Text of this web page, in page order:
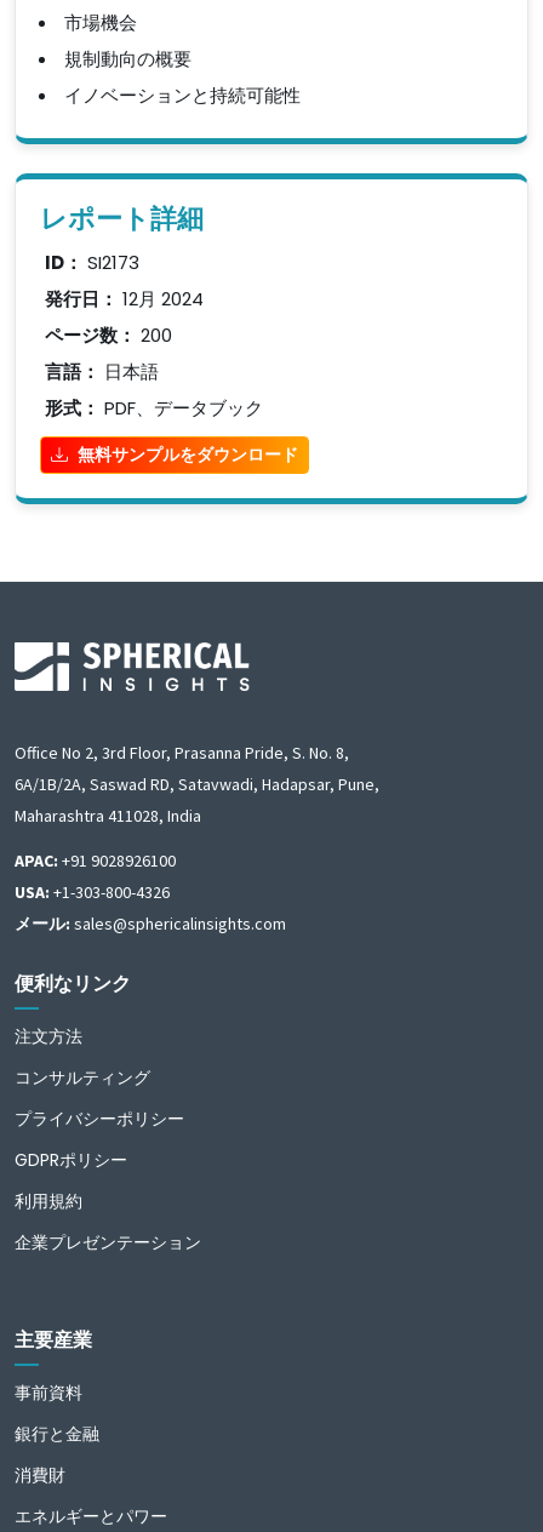
市場機会
規制動向の概要
イノベーションと持続可能性
レポート詳細
ID： SI2173
発行日： 12月 2024
ページ数： 200
言語： 日本語
形式： PDF、データブック
無料サンプルをダウンロード
Office No 2, 3rd Floor, Prasanna Pride, S. No. 8,
6A/1B/2A, Saswad RD, Satavwadi, Hadapsar, Pune,
Maharashtra 411028, India
APAC: +91 9028926100
USA: +1-303-800-4326
メール: sales@sphericalinsights.com
便利なリンク
注文方法
コンサルティング
プライバシーポリシー
GDPRポリシー
利用規約
企業プレゼンテーション
主要産業
事前資料
銀行と金融
消費財
エネルギーとパワー